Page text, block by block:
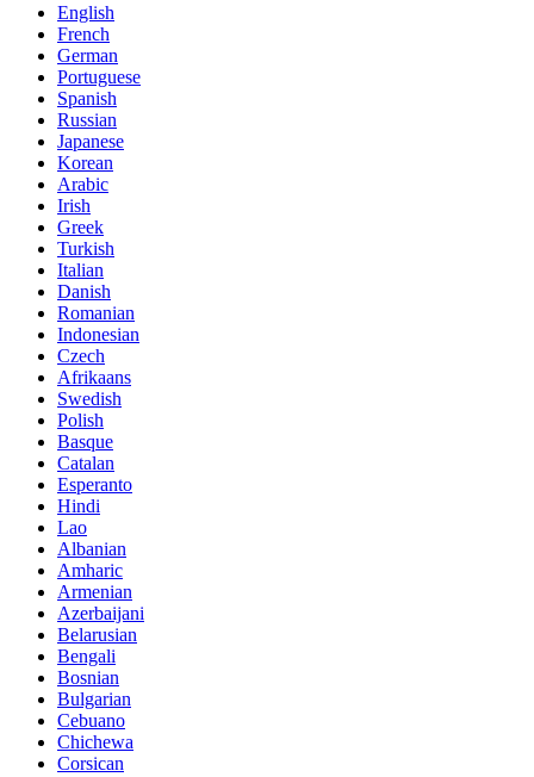
English
French
German
Portuguese
Spanish
Russian
Japanese
Korean
Arabic
Irish
Greek
Turkish
Italian
Danish
Romanian
Indonesian
Czech
Afrikaans
Swedish
Polish
Basque
Catalan
Esperanto
Hindi
Lao
Albanian
Amharic
Armenian
Azerbaijani
Belarusian
Bengali
Bosnian
Bulgarian
Cebuano
Chichewa
Corsican